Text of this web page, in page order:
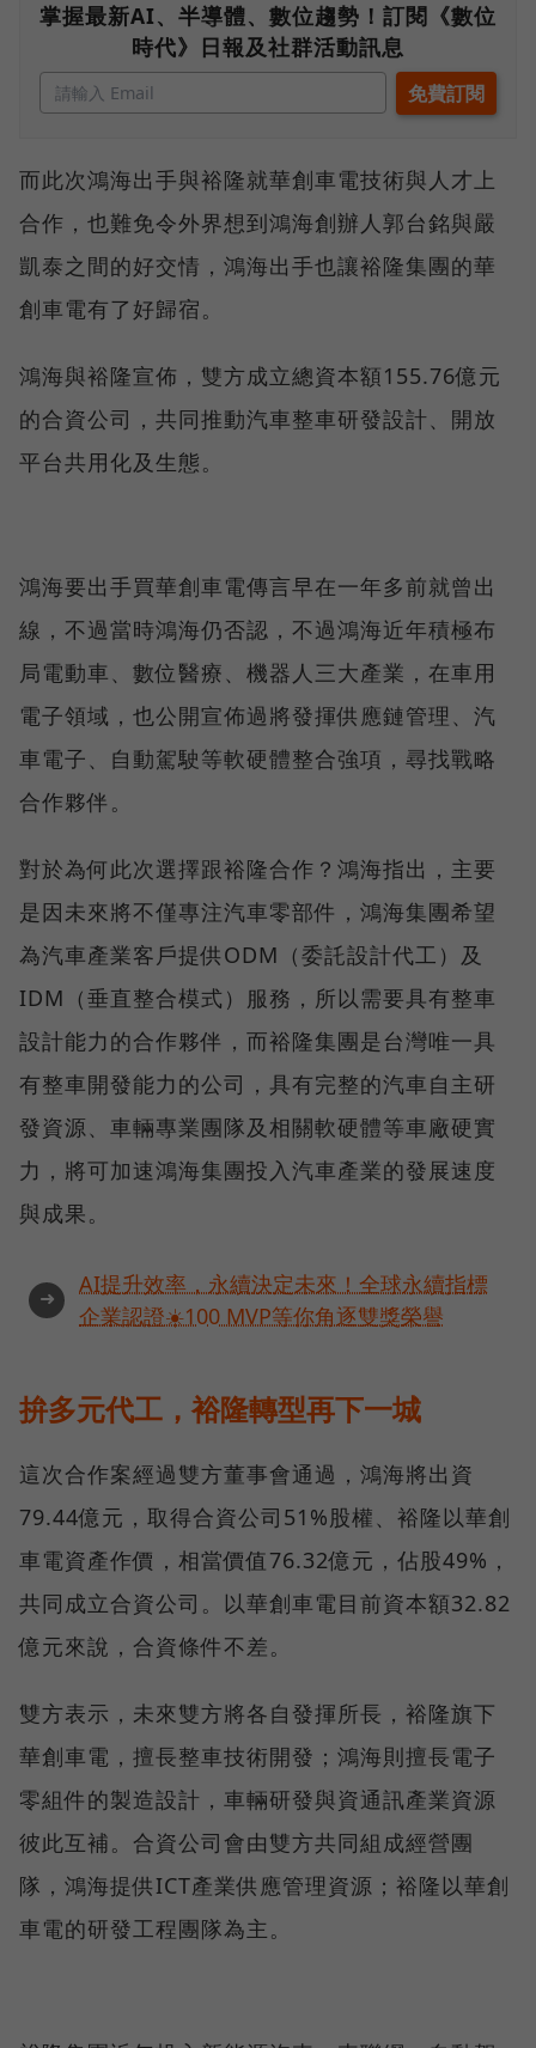
掌握最新AI、半導體、數位趨勢！訂閱《數位
時代》日報及社群活動訊息
而此次鴻海出手與裕隆就華創車電技術與人才上
合作，也難免令外界想到鴻海創辦人郭台銘與嚴
凱泰之間的好交情，鴻海出手也讓裕隆集團的華
創車電有了好歸宿。
鴻海與裕隆宣佈，雙方成立總資本額155.76億元
的合資公司，共同推動汽車整車研發設計、開放
平台共用化及生態。
鴻海要出手買華創車電傳言早在一年多前就曾出
線，不過當時鴻海仍否認，不過鴻海近年積極布
局電動車、數位醫療、機器人三大產業，在車用
電子領域，也公開宣佈過將發揮供應鏈管理、汽
車電子、自動駕駛等軟硬體整合強項，尋找戰略
合作夥伴。
對於為何此次選擇跟裕隆合作？鴻海指出，主要
是因未來將不僅專注汽車零部件，鴻海集團希望
為汽車產業客戶提供ODM（委託設計代工）及
IDM（垂直整合模式）服務，所以需要具有整車
設計能力的合作夥伴，而裕隆集團是台灣唯一具
有整車開發能力的公司，具有完整的汽車自主研
發資源、車輛專業團隊及相關軟硬體等車廠硬實
力，將可加速鴻海集團投入汽車產業的發展速度
與成果。
➜
AI提升效率，永續決定未來！全球永續指標
企業認證☀️100 MVP等你角逐雙獎榮譽
拚多元代工，裕隆轉型再下一城
這次合作案經過雙方董事會通過，鴻海將出資
79.44億元，取得合資公司51%股權、裕隆以華創
車電資產作價，相當價值76.32億元，佔股49%，
共同成立合資公司。以華創車電目前資本額32.82
億元來說，合資條件不差。
雙方表示，未來雙方將各自發揮所長，裕隆旗下
華創車電，擅長整車技術開發；鴻海則擅長電子
零組件的製造設計，車輛研發與資通訊產業資源
彼此互補。合資公司會由雙方共同組成經營團
隊，鴻海提供ICT產業供應管理資源；裕隆以華創
車電的研發工程團隊為主。